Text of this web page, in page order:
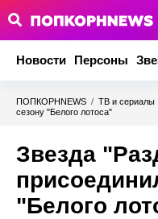
Новости Персоны
ПОПКОРНNEWS / ТВ и сериалы
сезону "Белого лотоса"
Звезда
"Белого